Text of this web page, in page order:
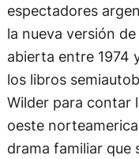
espectadores
la nueva versión
abierta entre 1974
los libros
Wilder para contar
oeste
drama familiar que